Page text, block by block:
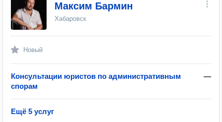
Максим Бармин
Хабаровск
Новый
Консультации юристов по административным
спорам
—
Ещё 5 услуг